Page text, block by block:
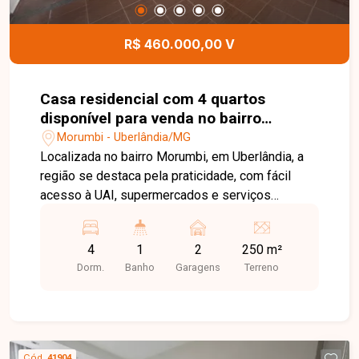
R$ 460.000,00 V
Casa residencial com 4 quartos
disponível para venda no bairro
Morumbi em Uberlândia-MG
Morumbi - Uberlândia/MG
Localizada no bairro Morumbi, em Uberlândia, a
região se destaca pela praticidade, com fácil
acesso à UAI, supermercados e serviços
diferentes pontos da cidade. O imóvel conta com
sala ampla, quatro quartos, banheiro social com
armário e box, cozinha funcional, área de serviço
área construída em um terreno de 250 m²,
4
Dorm.
1
Banho
2
Garagens
250 m²
Terreno